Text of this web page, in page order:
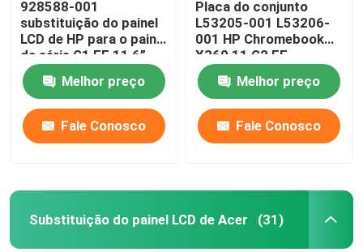
928588-001
substituição do painel
LCD de HP para o painel
da série G1 EE 11,6”
LCD de Chromebook
X360 11-AEMelhor preço
Fale Conosco
Placa do conjunto
L53205-001 L53206-
001 HP Chromebook
X360 11 G2 EE
NV116WHM-T10 LCD
W/Frame de HP LCD
Melhor preço
Fale Conosco
Substituição do painel LCD de Acer (31)